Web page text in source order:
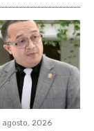
agosto, 2026